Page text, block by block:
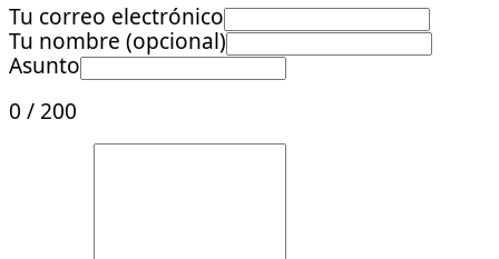
Tu correo electrónico
Tu nombre (opcional)
Asunto
0 / 200